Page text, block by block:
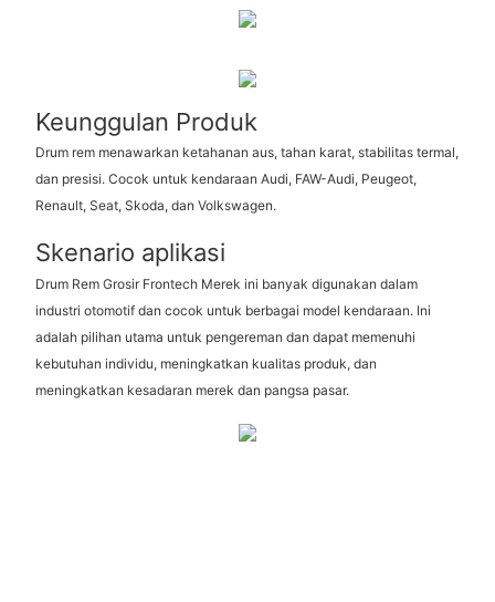
Keunggulan Produk
Drum rem menawarkan ketahanan aus, tahan karat, stabilitas termal,
dan presisi. Cocok untuk kendaraan Audi, FAW-Audi, Peugeot,
Renault, Seat, Skoda, dan Volkswagen.
Skenario aplikasi
Drum Rem Grosir Frontech Merek ini banyak digunakan dalam
industri otomotif dan cocok untuk berbagai model kendaraan. Ini
adalah pilihan utama untuk pengereman dan dapat memenuhi
kebutuhan individu, meningkatkan kualitas produk, dan
meningkatkan kesadaran merek dan pangsa pasar.